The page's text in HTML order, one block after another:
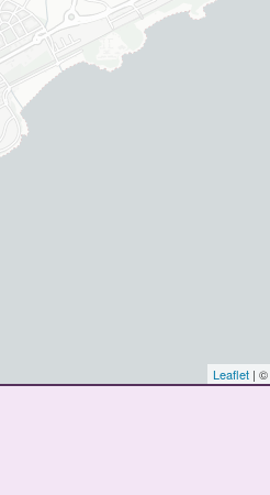
Leaflet | ©